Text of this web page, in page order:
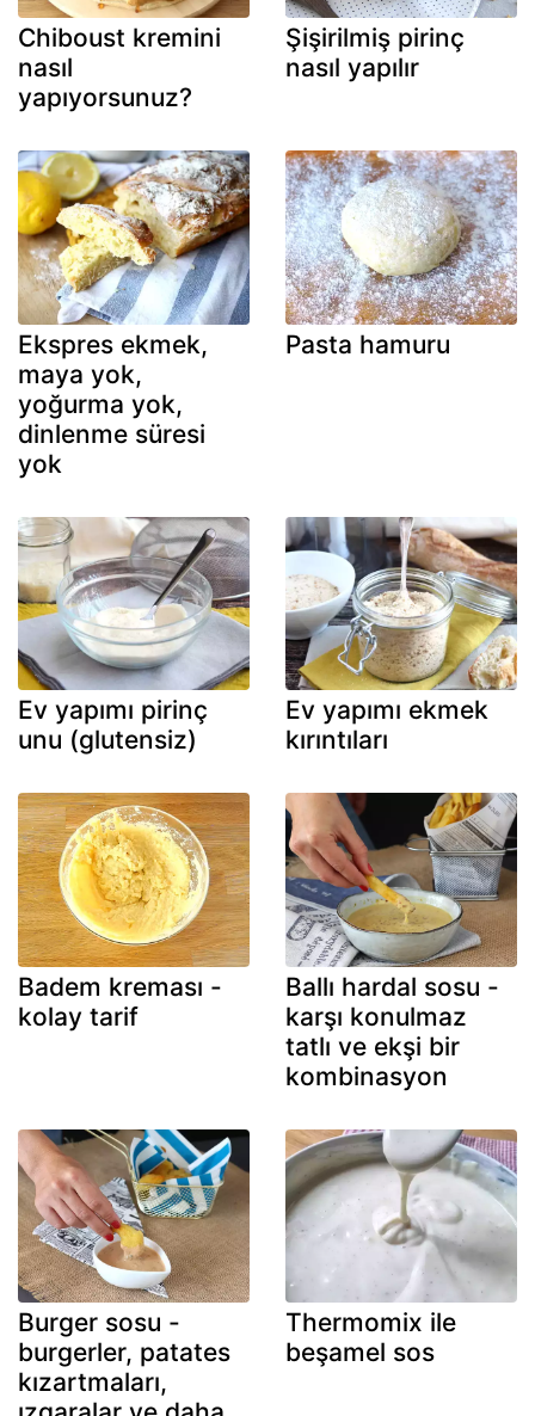
Chiboust kremini
nasıl
yapıyorsunuz?
Şişirilmiş pirinç
nasıl yapılır
Ekspres ekmek,
maya yok,
yoğurma yok,
dinlenme süresi
yok
Pasta hamuru
Ev yapımı pirinç
unu (glutensiz)
Ev yapımı ekmek
kırıntıları
Badem kreması -
kolay tarif
Ballı hardal sosu -
karşı konulmaz
tatlı ve ekşi bir
kombinasyon
Burger sosu -
burgerler, patates
kızartmaları,
Thermomix ile
beşamel sos